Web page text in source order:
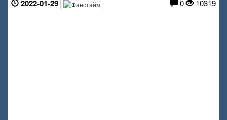
2022-01-29 0 10319